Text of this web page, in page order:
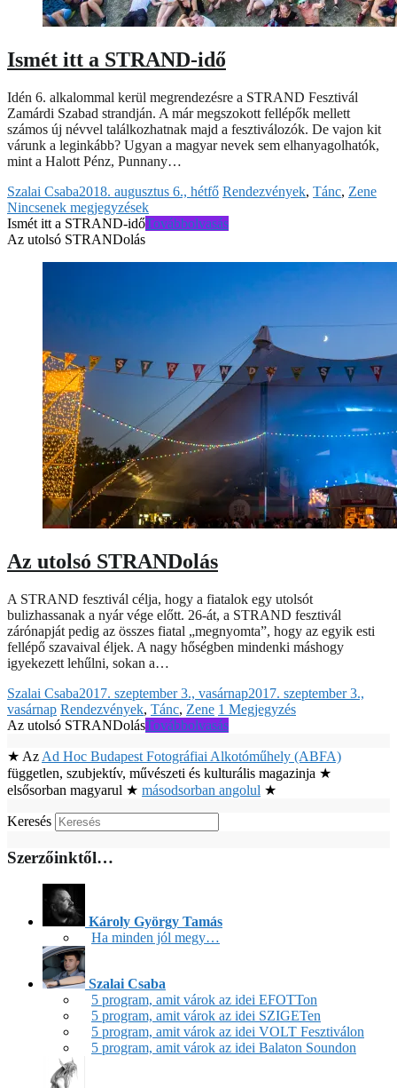
Ismét itt a STRAND-idő
Idén 6. alkalommal kerül megrendezésre a STRAND Fesztivál
Zamárdi Szabad strandján. A már megszokott fellépők mellett
számos új névvel találkozhatnak majd a fesztiválozók. De vajon kit
várunk a leginkább? Ugyan a magyar nevek sem elhanyagolhatók,
mint a Halott Pénz, Punnany…
Szalai Csaba2018. augusztus 6., hétfő Rendezvények, Tánc, Zene
Nincsenek megjegyzések
Ismét itt a STRAND-időTovábbolvasás
Az utolsó STRANDolás
Az utolsó STRANDolás
A STRAND fesztivál célja, hogy a fiatalok egy utolsót
bulizhassanak a nyár vége előtt. 26-át, a STRAND fesztivál
zárónapját pedig az összes fiatal „megnyomta”, hogy az egyik esti
fellépő szavaival éljek. A nagy hőségben mindenki máshogy
igyekezett lehűlni, sokan a…
Szalai Csaba2017. szeptember 3., vasárnap2017. szeptember 3.,
vasárnap Rendezvények, Tánc, Zene 1 Megjegyzés
Az utolsó STRANDolásTovábbolvasás
★ Az Ad Hoc Budapest Fotográfiai Alkotóműhely (ABFA)
független, szubjektív, művészeti és kulturális magazinja ★
elsősorban magyarul ★ másodsorban angolul ★
Keresés
Szerzőinktől…
Károly György Tamás
Ha minden jól megy…
Szalai Csaba
5 program, amit várok az idei EFOTTon
5 program, amit várok az idei SZIGETen
5 program, amit várok az idei VOLT Fesztiválon
5 program, amit várok az idei Balaton Soundon